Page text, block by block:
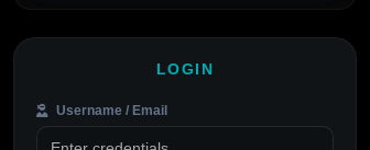
LOGIN
Username / Email